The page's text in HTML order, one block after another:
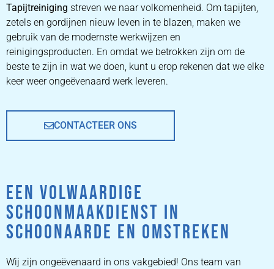
ZETEL REINIGEN DOOR
PROFESSIONALS
Tapijtreiniging streven we naar volkomenheid. Om tapijten,
zetels en gordijnen nieuw leven in te blazen, maken we
gebruik van de modernste werkwijzen en
reinigingsproducten. En omdat we betrokken zijn om de
beste te zijn in wat we doen, kunt u erop rekenen dat we elke
keer weer ongeëvenaard werk leveren.
CONTACTEER ONS
EEN VOLWAARDIGE
SCHOONMAAKDIENST IN
SCHOONAARDE EN OMSTREKEN
Wij zijn ongeëvenaard in ons vakgebied! Ons team van